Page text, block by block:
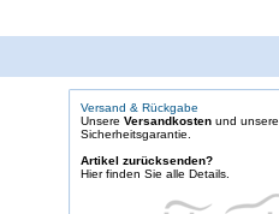
Versand & Rückgabe
Unsere Versandkosten und unsere
Sicherheitsgarantie.
Artikel zurücksenden?
Hier finden Sie alle Details.